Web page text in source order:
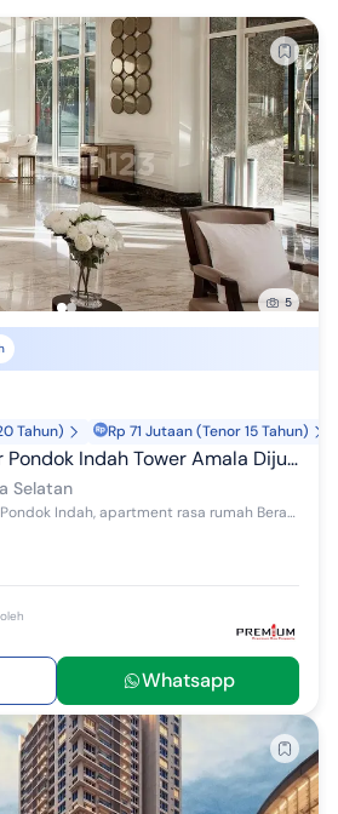
5
Tahun) Rp 71 Jutaan (Tenor 15 Tahun)
Indah Tower Amala Dijual Siap Huni
Selatan
Amala Terrace Suites at Pondok Indah, apartment rasa rumah Berada dibawah tower Amala Residences Pondok Indah Dengan lahan parkir berada tepat dep...
Whatsapp